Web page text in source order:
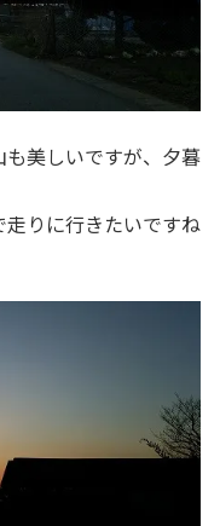
美しいですが、夕暮
りに行きたいですね